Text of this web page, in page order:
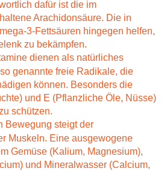
dafür ist die im
Arachidonsäure. Die in
3-Fettsäuren hingegen helfen,
zu bekämpfen.
dienen als natürliches
genannte freie Radikale, die
können. Besonders die
und E (Pflanzliche Öle, Nüsse)
schützen.
Bewegung steigt der
Muskeln. Eine ausgewogene
Gemüse (Kalium, Magnesium),
und Mineralwasser (Calcium,